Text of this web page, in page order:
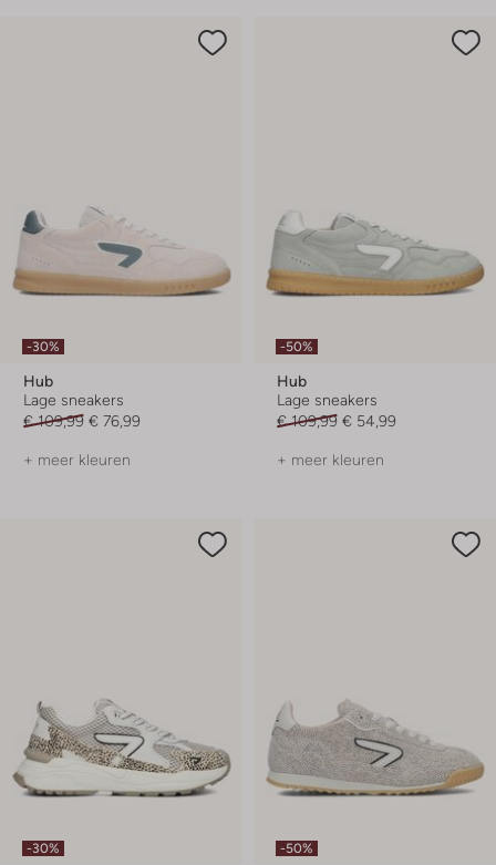
-30%
Hub
Lage sneakers
€ 109,99 € 76,99
+ meer kleuren
-50%
Hub
Lage sneakers
€ 109,99 € 54,99
+ meer kleuren
-30% -50%